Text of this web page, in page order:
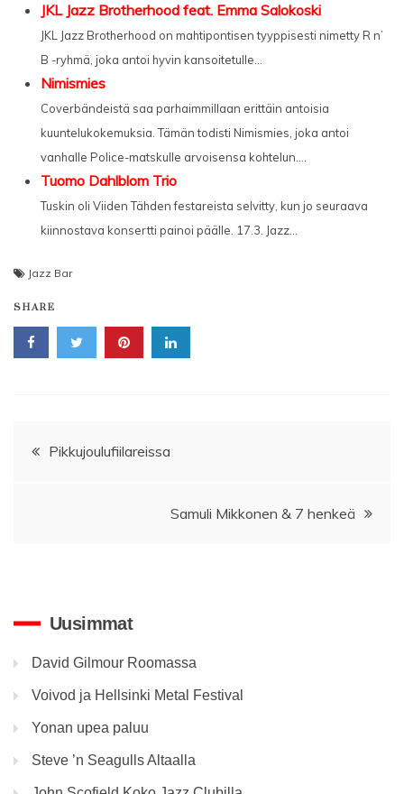
JKL Jazz Brotherhood feat. Emma Salokoski
JKL Jazz Brotherhood on mahtipontisen tyyppisesti nimetty R n’
B -ryhmä, joka antoi hyvin kansoitetulle...
Nimismies
Coverbändeistä saa parhaimmillaan erittäin antoisia
kuuntelukokemuksia. Tämän todisti Nimismies, joka antoi
vanhalle Police-matskulle arvoisensa kohtelun....
Tuomo Dahlblom Trio
Tuskin oli Viiden Tähden festareista selvitty, kun jo seuraava
kiinnostava konsertti painoi päälle. 17.3. Jazz...
Jazz Bar
SHARE
Artikkelien
Pikkujoulufiilareissa
Samuli Mikkonen & 7 henkeä
Uusimmat
David Gilmour Roomassa
Voivod ja Hellsinki Metal Festival
Yonan upea paluu
Steve ’n Seagulls Altaalla